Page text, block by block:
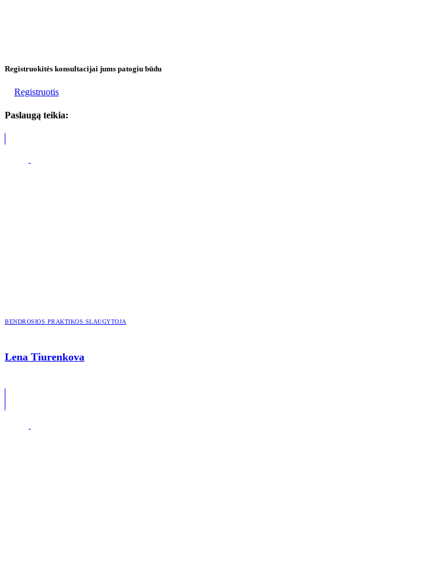
Registruokitės konsultacijai jums patogiu būdu
Registruotis
Paslaugą teikia:
BENDROSIOS PRAKTIKOS SLAUGYTOJA
Lena Tiurenkova